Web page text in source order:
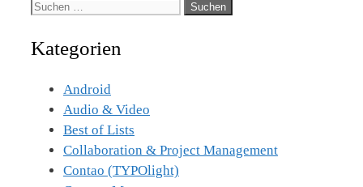
Suche
Kategorien
Android
Audio & Video
Best of Lists
Collaboration & Project Management
Contao (TYPOlight)